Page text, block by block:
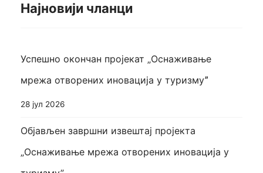
Најновији чланци
Успешно окончан пројекат „Оснаживање
мрежа отворених иновација у туризмуˮ
28 јул 2026
Објављен завршни извештај пројекта
„Оснаживање мрежа отворених иновација у